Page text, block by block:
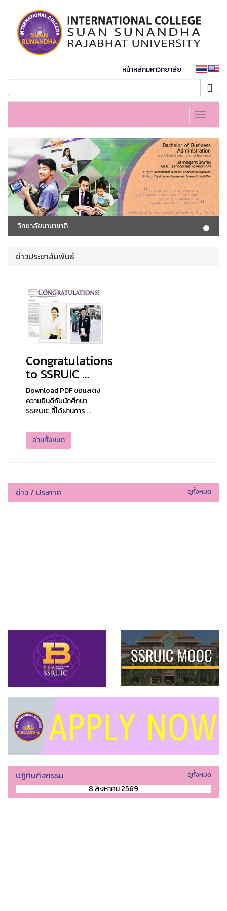
หน้าหลักมหาวิทยาลัย
Toggle
วิทยาลัยนานาชาติ
ข่าวประชาสัมพันธ์
Congratulations
to SSRUIC ...
Download PDF ขอแสดง
ความยินดีกับนักศึกษา
SSRUIC ที่ได้ผ่านการ ...
อ่านทั้งหมด
ข่าว / ประกาศ ดูทั้งหมด
ปฏิทินกิจกรรม ดูทั้งหมด
8 สิงหาคม 2569